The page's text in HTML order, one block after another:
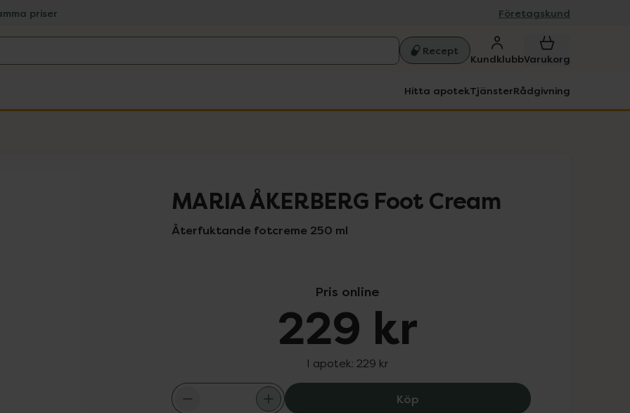
priser Företagskund
Recept
KundklubbVarukorg
Hitta apotekTjänsterRådgivning
MARIA ÅKERBERG Foot Cream
Återfuktande fotcreme 250 ml
Pris online
229 kr
I apotek: 229 kr
Köp MARIA ÅKERBERG Foot Cream, 229 kr.